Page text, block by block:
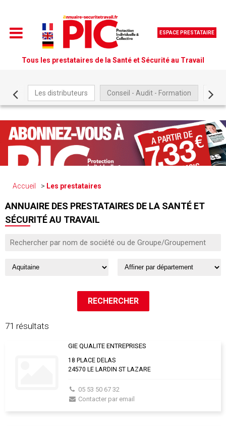
ESPACE PRESTATAIRE
Tous les prestataires de la Santé et Sécurité au Travail
Les distributeurs Conseil - Audit - Formation Être
Accueil Les prestataires
ANNUAIRE DES PRESTATAIRES DE LA SANTÉ ET
SÉCURITÉ AU TRAVAIL
71 résultats
GIE QUALITE ENTREPRISES
18 PLACE DELAS
24570 LE LARDIN ST LAZARE
05 53 50 67 32
Contacter par email